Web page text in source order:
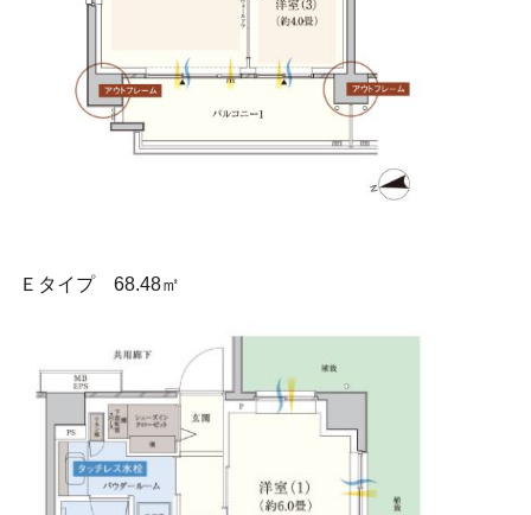
Ｅタイプ 68.48㎡